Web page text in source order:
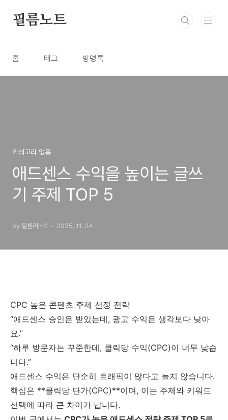
필름노트
홈 태그 방명록
카테고리 없음
애드센스 수익을 높이는 글쓰
기 주제 TOP 5
by 필름러버2 2025. 11. 24.
CPC 높은 콘텐츠 주제 선정 전략
“애드센스 승인은 받았는데, 광고 수익은 생각보다 낮아
요.”
“하루 방문자는 꾸준한데, 클릭당 수익(CPC)이 너무 낮습
니다.”
애드센스 수익은 단순히 트래픽이 많다고 늘지 않습니다.
핵심은 **클릭당 단가(CPC)**이며, 이는 주제와 키워드
선택에 따라 큰 차이가 납니다.